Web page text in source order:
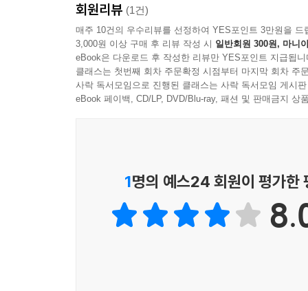
회원리뷰 (1건)
매주 10건의 우수리뷰를 선정하여 YES포인트 3만원을 드
3,000원 이상 구매 후 리뷰 작성 시 일반회원 300원, 마니
eBook은 다운로드 후 작성한 리뷰만 YES포인트 지급됩니
클래스는 첫번째 회차 주문확정 시점부터 마지막 회차 주
사락 독서모임으로 진행된 클래스는 사락 독서모임 게시
eBook 페이백, CD/LP, DVD/Blu-ray, 패션 및 판매금지 상
1명의 예스24 회원이 평가한